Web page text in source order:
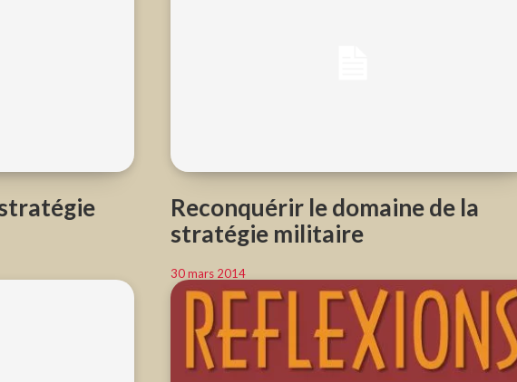
Reconquérir le domaine de la
stratégie militaire
30 mars 2014